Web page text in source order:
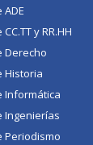
ADE
y RR.HH
Derecho
Historia
Informática
Ingenierías
Periodismo